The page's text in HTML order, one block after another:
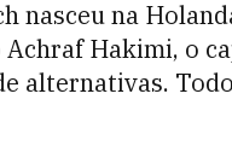
nasceu na
Achraf Hakimi, o
alternativas.